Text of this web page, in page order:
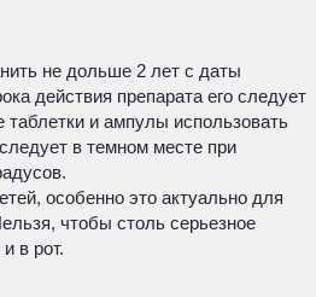
не дольше 2 лет с даты
действия препарата его следует
и ампулы использовать
в темном месте при
особенно это актуально для
чтобы столь серьезное
в рот.